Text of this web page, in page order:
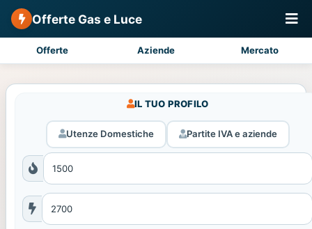
Offerte Gas e Luce
Offerte Aziende Mercato
IL TUO PROFILO
Utenze Domestiche Partite IVA e aziende